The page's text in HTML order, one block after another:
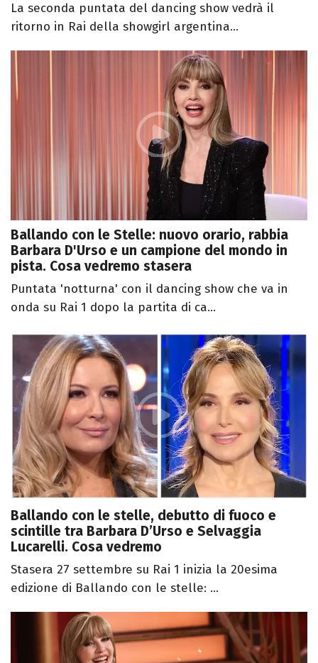
La seconda puntata del dancing show vedrà il
ritorno in Rai della showgirl argentina...
Ballando con le Stelle: nuovo orario, rabbia
Barbara D'Urso e un campione del mondo in
pista. Cosa vedremo stasera
Puntata 'notturna' con il dancing show che va in
onda su Rai 1 dopo la partita di ca...
Ballando con le stelle, debutto di fuoco e
scintille tra Barbara D’Urso e Selvaggia
Lucarelli. Cosa vedremo
Stasera 27 settembre su Rai 1 inizia la 20esima
edizione di Ballando con le stelle: ...